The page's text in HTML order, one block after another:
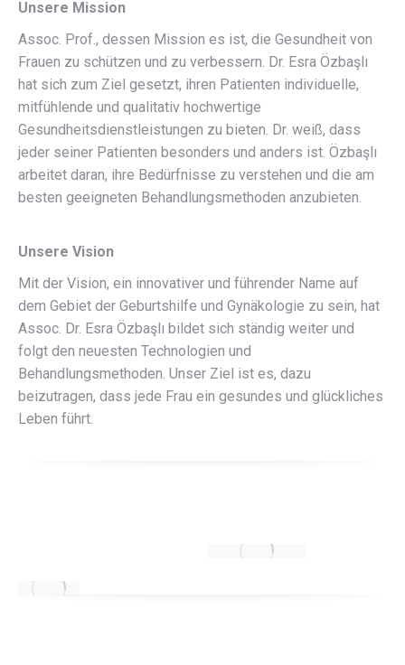
Unsere Mission
Assoc. Prof., dessen Mission es ist, die Gesundheit von
Frauen zu schützen und zu verbessern. Dr. Esra Özbaşlı
hat sich zum Ziel gesetzt, ihren Patienten individuelle,
mitfühlende und qualitativ hochwertige
Gesundheitsdienstleistungen zu bieten. Dr. weiß, dass
jeder seiner Patienten besonders und anders ist. Özbaşlı
arbeitet daran, ihre Bedürfnisse zu verstehen und die am
besten geeigneten Behandlungsmethoden anzubieten.
Unsere Vision
Mit der Vision, ein innovativer und führender Name auf
dem Gebiet der Geburtshilfe und Gynäkologie zu sein, hat
Assoc. Dr. Esra Özbaşlı bildet sich ständig weiter und
folgt den neuesten Technologien und
Behandlungsmethoden. Unser Ziel ist es, dazu
beizutragen, dass jede Frau ein gesundes und glückliches
Leben führt.